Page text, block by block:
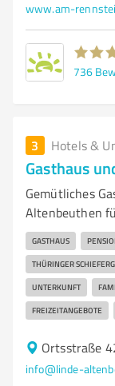
www.am-
736
3 Hotels &
Gasthaus
Gemütliches
Altenbeuthen
GASTHAUS
THÜRINGER
UNTERKUNFT
FREIZEITANGEBOTE
Ortsstraße
info@linde-